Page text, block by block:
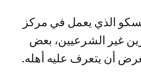
الذي يعمل في مركز
غير الشرعيين، بعض
أن يتعرف عليه أهله.